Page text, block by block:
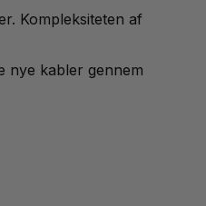
Kompleksiteten af
nye kabler gennem